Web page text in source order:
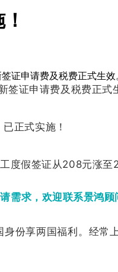
证申请费及税费正式生效
签证申请费及税费正式
度假签证从208元涨至
需求，欢迎联系景鸿顾
份享两国福利。经常